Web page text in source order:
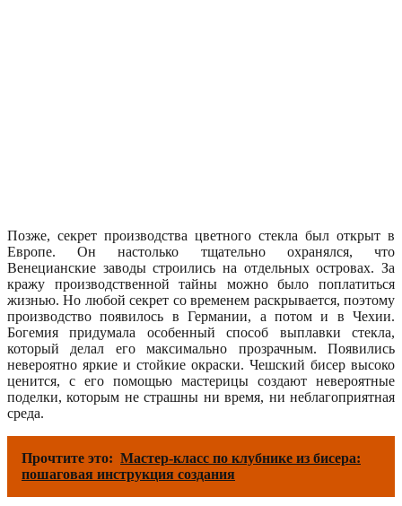
Позже, секрет производства цветного стекла был открыт в
Европе. Он настолько тщательно охранялся, что
Венецианские заводы строились на отдельных островах. За
кражу производственной тайны можно было поплатиться
жизнью. Но любой секрет со временем раскрывается, поэтому
производство появилось в Германии, а потом и в Чехии.
Богемия придумала особенный способ выплавки стекла,
который делал его максимально прозрачным. Появились
невероятно яркие и стойкие окраски. Чешский бисер высоко
ценится, с его помощью мастерицы создают невероятные
поделки, которым не страшны ни время, ни неблагоприятная
среда.
Прочтите это: Мастер-класс по клубнике из бисера:
пошаговая инструкция создания